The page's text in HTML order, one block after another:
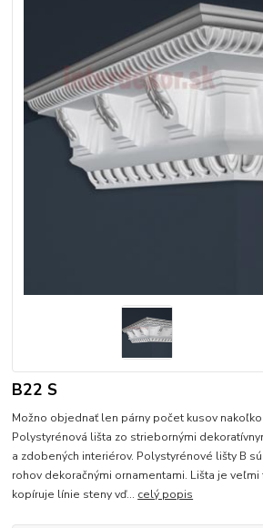
B22 S
Možno objednať len párny počet kusov
Polystyrénová lišta zo striebornými
a zdobených interiérov. Polystyrénové lišty B
rohov dekoračnými ornamentami. Lišta je
kopíruje línie steny vď... celý popis